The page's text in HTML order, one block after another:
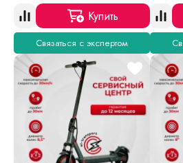
Купить
Связаться с экспертом